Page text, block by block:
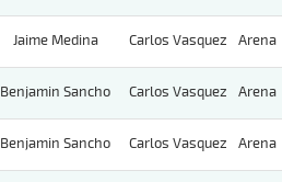
Jaime Medina Carlos Vasquez Arena
Benjamin Sancho Carlos Vasquez Arena
Benjamin Sancho Carlos Vasquez Arena